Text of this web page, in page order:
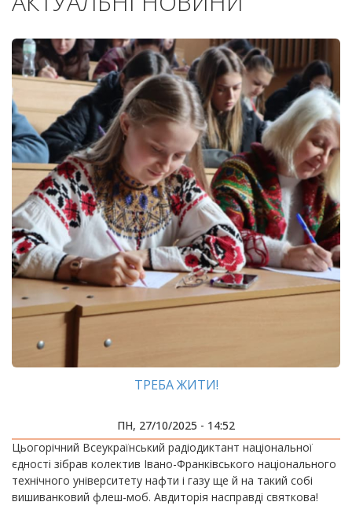
ТРЕБА ЖИТИ!
ПН, 27/10/2025 - 14:52
Цьогорічний Всеукраїнський радіодиктант національної
єдності зібрав колектив Івано-Франківського національного
технічного університету нафти і газу ще й на такий собі
вишиванковий флеш-моб. Авдиторія насправді святкова!